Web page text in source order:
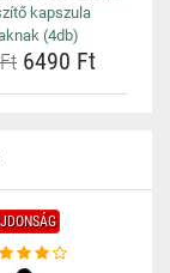
kapszula
(4db)
6490 Ft